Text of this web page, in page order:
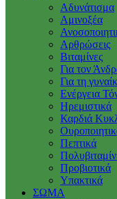
Αδυνάτισμα
Αμινοξέα
Αρθρώσεις
Βιταμίνες
Για τον
Για τη
Ενέργεια
Ηρεμιστικά
Καρδιά
Πεπτικά
Προβιοτικά
Υπακτικά
ΣΩΜΑ